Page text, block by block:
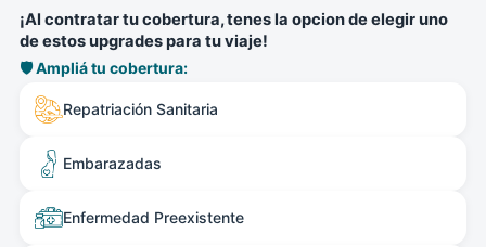
¡Al contratar tu cobertura, tenes la opcion de elegir uno
de estos upgrades para tu viaje!
🛡️ Ampliá tu cobertura:
Repatriación Sanitaria
Embarazadas
Enfermedad Preexistente